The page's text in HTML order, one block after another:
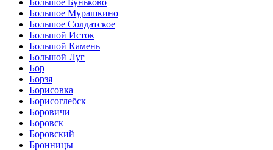
Большое Буньково
Большое Мурашкино
Большое Солдатское
Большой Исток
Большой Камень
Большой Луг
Бор
Борзя
Борисовка
Борисоглебск
Боровичи
Боровск
Боровский
Бронницы